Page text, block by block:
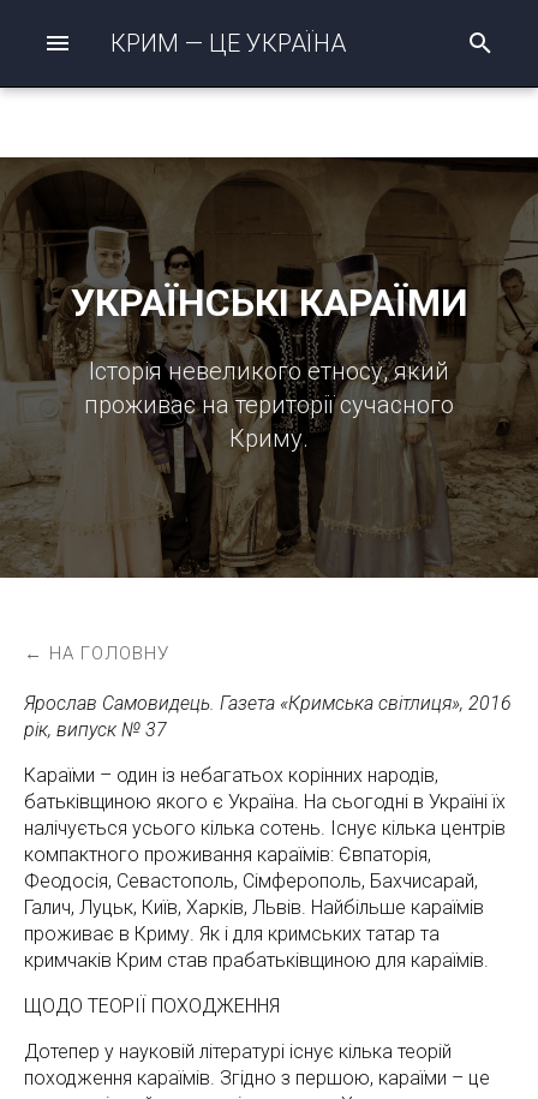
КРИМ — ЦЕ УКРАЇНА
о
о
з
п
ч
УКРАЇНСЬКІ КАРАЇМИ
Історія невеликого етносу, який
проживає на території сучасного
Криму.
← НА ГОЛОВНУ
Ярослав Самовидець. Газета «Кримська світлиця», 2016
рік, випуск № 37
Караїми – один із небагатьох корінних народів,
батьківщиною якого є Україна. На сьогодні в Україні їх
налічується усього кілька сотень. Існує кілька центрів
компактного проживання караїмів: Євпаторія,
Феодосія, Севастополь, Сімферополь, Бахчисарай,
Галич, Луцьк, Київ, Харків, Львів. Найбільше караїмів
проживає в Криму. Як і для кримських татар та
кримчаків Крим став прабатьківщиною для караїмів.
ЩОДО ТЕОРІЇ ПОХОДЖЕННЯ
Дотепер у науковій літературі існує кілька теорій
походження караїмів. Згідно з першою, караїми – це